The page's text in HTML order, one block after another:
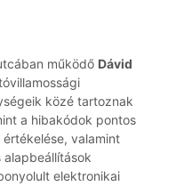
működő Dávid
közé tartoznak
a hibakódok pontos
valamint
elektronikai